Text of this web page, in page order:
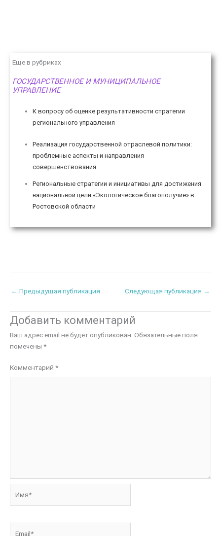
Еще в рубриках
ГОСУДАРСТВЕННОЕ И МУНИЦИПАЛЬНОЕ
УПРАВЛЕНИЕ
К вопросу об оценке результативности стратегии
регионального управления
Реализация государственной отраслевой политики:
проблемные аспекты и направления
совершенствования
Региональные стратегии и инициативы для достижения
национальной цели «Экологическое благополучие» в
Ростовской области
← Предыдущая публикация Следующая публикация →
Добавить комментарий
Ваш адрес email не будет опубликован. Обязательные поля
помечены *
Комментарий *